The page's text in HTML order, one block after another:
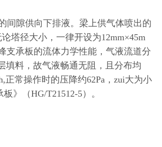
间隙供向下排液。梁上供气体喷出的
塔径大小，一律开设为12mm×45m
支承板的流体力学性能，气液流道分
填料，故气液畅通无阻，且分布均
常操作时的压降约62Pa，zui大为小
》（HG/T21512-5）。